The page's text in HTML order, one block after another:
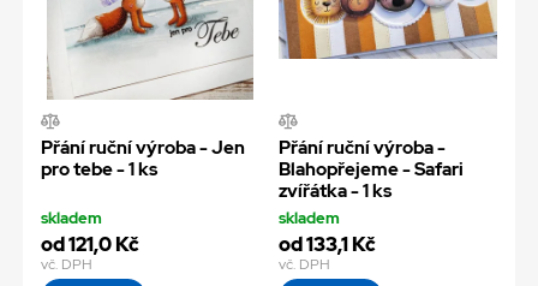
Přání ruční výroba - Jen
pro tebe - 1 ks
skladem
od 121,0 Kč
vč. DPH
Přání ruční výroba -
Blahopřejeme - Safari
zvířátka - 1 ks
skladem
od 133,1 Kč
vč. DPH